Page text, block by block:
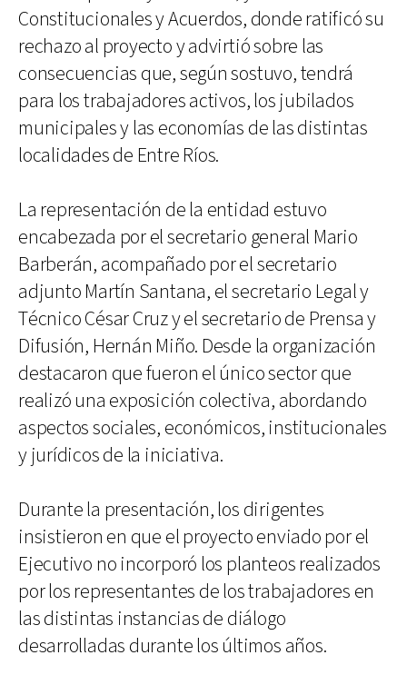
Constitucionales y Acuerdos, donde ratificó su
rechazo al proyecto y advirtió sobre las
consecuencias que, según sostuvo, tendrá
para los trabajadores activos, los jubilados
municipales y las economías de las distintas
localidades de Entre Ríos.
La representación de la entidad estuvo
encabezada por el secretario general Mario
Barberán, acompañado por el secretario
adjunto Martín Santana, el secretario Legal y
Técnico César Cruz y el secretario de Prensa y
Difusión, Hernán Miño. Desde la organización
destacaron que fueron el único sector que
realizó una exposición colectiva, abordando
aspectos sociales, económicos, institucionales
y jurídicos de la iniciativa.
Durante la presentación, los dirigentes
insistieron en que el proyecto enviado por el
Ejecutivo no incorporó los planteos realizados
por los representantes de los trabajadores en
las distintas instancias de diálogo
desarrolladas durante los últimos años.